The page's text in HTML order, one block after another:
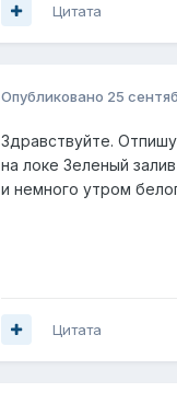
Цитата
Опубликовано 25
Здравствуйте.
на локе Зеленый
и немного утром
Цитата